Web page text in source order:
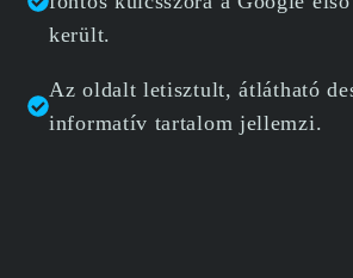
került.
Az oldalt letisztult, átlátható
informatív tartalom jellemzi.